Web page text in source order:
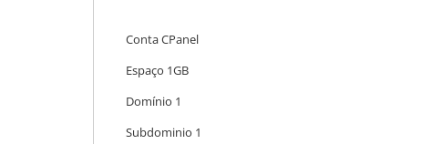
Conta CPanel
Espaço 1GB
Domínio 1
Subdominio 1